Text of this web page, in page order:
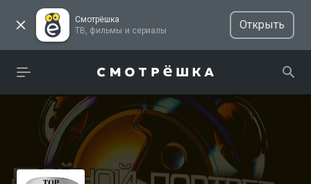
Смотрёшка
ТВ, фильмы и сериалы
Открыть